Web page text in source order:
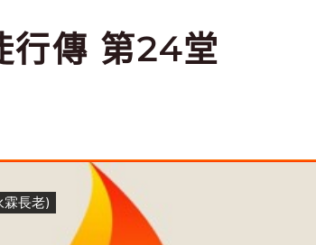
傳 第24堂